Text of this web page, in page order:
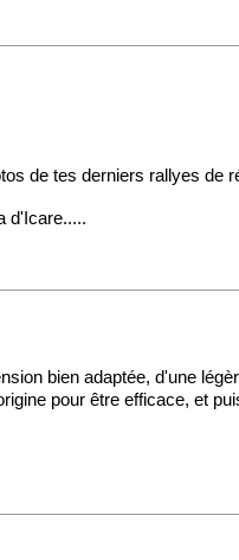
de tes derniers rallyes de
d'Icare.....
bien adaptée, d'une
pour être efficace, et